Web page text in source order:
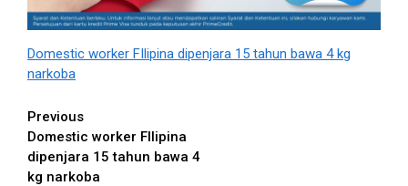
Domestic worker FIlipina dipenjara 15 tahun bawa 4 kg
narkoba
Continue
Reading
Previous
Domestic worker FIlipina
dipenjara 15 tahun bawa 4
kg narkoba